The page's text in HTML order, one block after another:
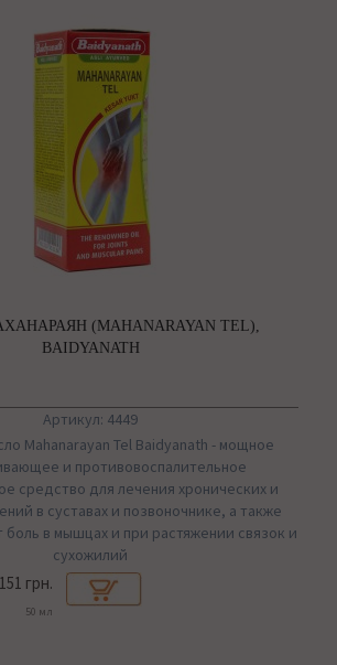
(MAHANARAYAN TEL),
BAIDYANATH
Артикул: 4449
Mahanarayan Tel Baidyanath - мощное
и противовоспалительное
средство для лечения хронических и
в суставах и позвоночнике, а также
боль в мышцах и при растяжении связок и
сухожилий
151 грн.
50 мл